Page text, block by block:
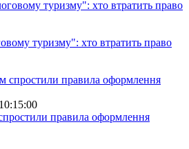
туризму": хто втратить право
правила оформлення